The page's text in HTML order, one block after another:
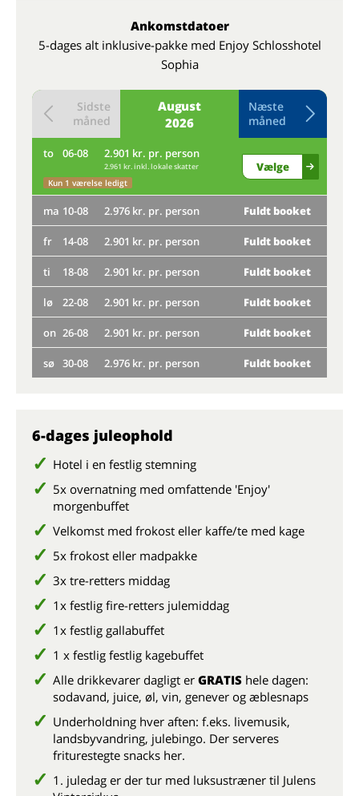
Ankomstdatoer
5-dages alt inklusive-pakke med Enjoy Schlosshotel
Sophia
August
2026
Sidste
måned
Næste
måned
to 06-08 2.901 kr. pr. person
2.961 kr. inkl. lokale skatter
Kun 1 værelse ledigt
Vælge
ma 10-08 2.976 kr. pr. person Fuldt booket
fr 14-08 2.901 kr. pr. person Fuldt booket
ti 18-08 2.901 kr. pr. person Fuldt booket
lø 22-08 2.901 kr. pr. person Fuldt booket
on 26-08 2.901 kr. pr. person Fuldt booket
sø 30-08 2.976 kr. pr. person Fuldt booket
6-dages juleophold
Hotel i en festlig stemning
5x overnatning med omfattende 'Enjoy'
morgenbuffet
Velkomst med frokost eller kaffe/te med kage
5x frokost eller madpakke
3x tre-retters middag
1x festlig fire-retters julemiddag
1x festlig gallabuffet
1 x festlig festlig kagebuffet
Alle drikkevarer dagligt er GRATIS hele dagen:
sodavand, juice, øl, vin, genever og æblesnaps
Underholdning hver aften: f.eks. livemusik,
landsbyvandring, julebingo. Der serveres
friturestegte snacks her.
1. juledag er der tur med luksustræner til Julens